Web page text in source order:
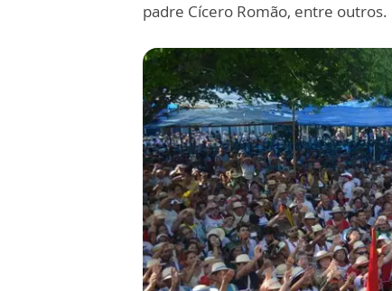
padre Cícero Romão, entre outros.